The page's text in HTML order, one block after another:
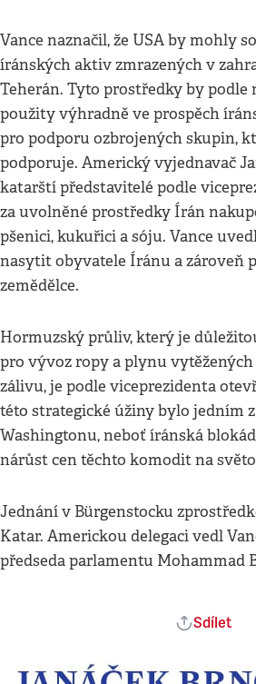
Vance naznačil, že USA by mohly
íránských aktiv zmrazených v
Teherán. Tyto prostředky by podle
použity výhradně ve prospěch
pro podporu ozbrojených skupin,
podporuje. Americký vyjednavač
katarští představitelé podle
za uvolněné prostředky Írán
pšenici, kukuřici a sóju. Vance
nasytit obyvatele Íránu a zároveň
zemědělce.
Hormuzský průliv, který je
pro vývoz ropy a plynu vytěžených
zálivu, je podle viceprezidenta
této strategické úžiny bylo jedním
Washingtonu, neboť íránská
nárůst cen těchto komodit na
Jednání v Bürgenstocku
Katar. Americkou delegaci vedl
předseda parlamentu Mohammad
Sdílet